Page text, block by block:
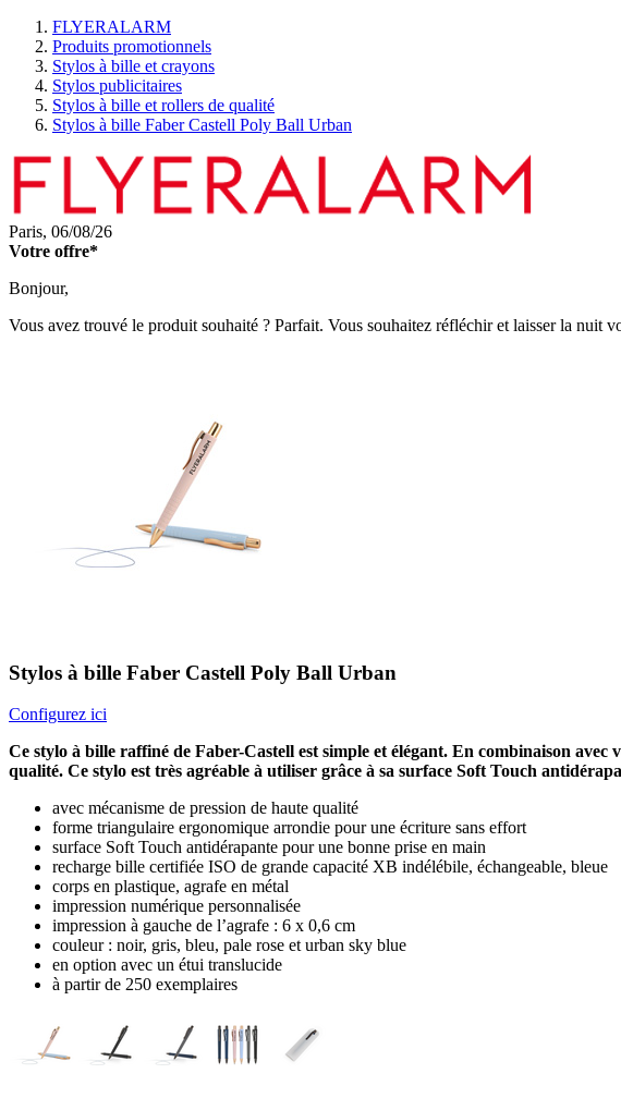
FLYERALARM
Produits promotionnels
Stylos à bille et crayons
Stylos publicitaires
Stylos à bille et rollers de qualité
Stylos à bille Faber Castell Poly Ball Urban
Paris, 06/08/26
Votre offre*
Bonjour,
Vous avez trouvé le produit souhaité ? Parfait. Vous souhaitez réfléchir et laisser la nuit
Stylos à bille Faber Castell Poly Ball Urban
Configurez ici
Ce stylo à bille raffiné de Faber-Castell est simple et élégant. En combinaison
qualité. Ce stylo est très agréable à utiliser grâce à sa surface Soft Touch
avec mécanisme de pression de haute qualité
forme triangulaire ergonomique arrondie pour une écriture sans effort
surface Soft Touch antidérapante pour une bonne prise en main
recharge bille certifiée ISO de grande capacité XB indélébile, échangeable, bleue
corps en plastique, agrafe en métal
impression numérique personnalisée
impression à gauche de l’agrafe : 6 x 0,6 cm
couleur : noir, gris, bleu, pale rose et urban sky blue
en option avec un étui translucide
à partir de 250 exemplaires